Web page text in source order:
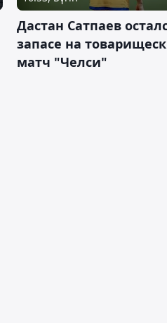
Дастан Сатпаев
запасе на
матч "Челси"